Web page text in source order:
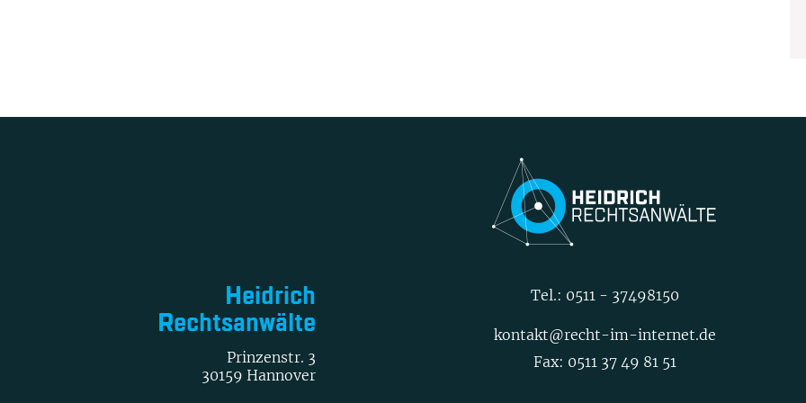
Heidrich
Rechtsanwälte
Prinzenstr. 3
30159 Hannover
Tel.: 0511 - 37498150
kontakt@recht-im-internet.de
Fax: 0511 37 49 81 51